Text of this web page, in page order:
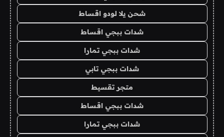
شحن يلا لودو اقساط
شدات ببجي اقساط
شدات ببجي تمارا
شدات ببجي تابي
متجر تقسيط
شدات ببجي اقساط
شدات ببجي تمارا